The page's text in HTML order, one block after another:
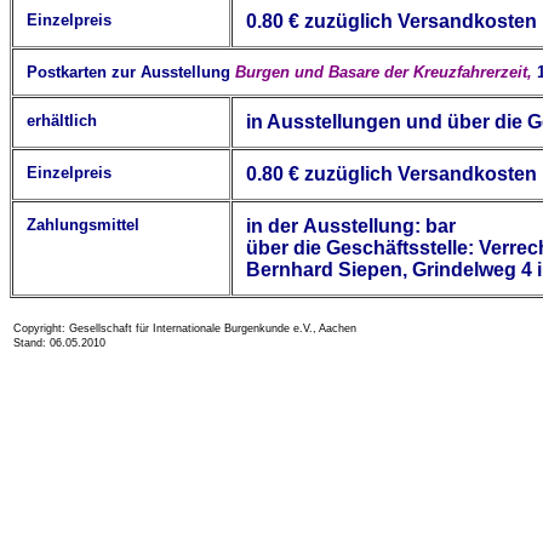
Einzelpreis 0.80 € zuzüglich Versandkosten
Postkarten zur Ausstellung Burgen und Basare der Kreuzfahrerzeit,
erhältlich in Ausstellungen und über die
Einzelpreis 0.80 € zuzüglich Versandkosten
Zahlungsmittel in der Ausstellung: bar
über die Geschäftsstelle:
Bernhard Siepen, Grindelweg 4
Copyright: Gesellschaft für Internationale Burgenkunde e.V., Aachen
Stand: 06.05.2010